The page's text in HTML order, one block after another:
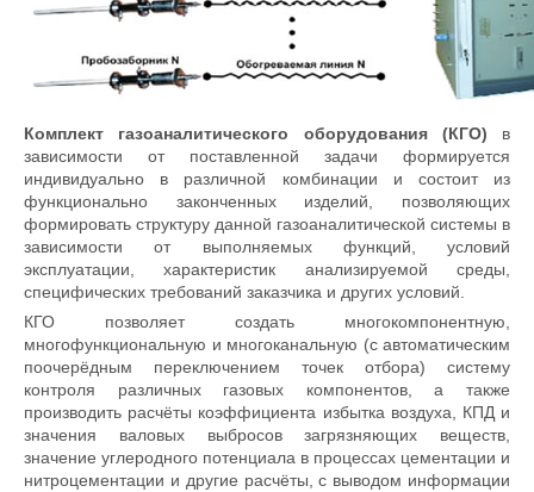
Комплект газоаналитического оборудования (КГО) в
зависимости от поставленной задачи формируется
индивидуально в различной комбинации и состоит из
функционально законченных изделий, позволяющих
формировать структуру данной газоаналитической системы в
зависимости от выполняемых функций, условий
эксплуатации, характеристик анализируемой среды,
специфических требований заказчика и других условий.
КГО позволяет создать многокомпонентную,
многофункциональную и многоканальную (с автоматическим
поочерёдным переключением точек отбора) систему
контроля различных газовых компонентов, а также
производить расчёты коэффициента избытка воздуха, КПД и
значения валовых выбросов загрязняющих веществ,
значение углеродного потенциала в процессах цементации и
нитроцементации и другие расчёты, с выводом информации